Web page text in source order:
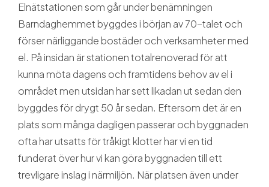
Elnätstationen som går under benämningen
Barndaghemmet byggdes i början av 70-talet och
förser närliggande bostäder och verksamheter med
el. På insidan är stationen totalrenoverad för att
kunna möta dagens och framtidens behov av el i
området men utsidan har sett likadan ut sedan den
byggdes för drygt 50 år sedan. Eftersom det är en
plats som många dagligen passerar och byggnaden
ofta har utsatts för tråkigt klotter har vi en tid
funderat över hur vi kan göra byggnaden till ett
trevligare inslag i närmiljön. När platsen även under